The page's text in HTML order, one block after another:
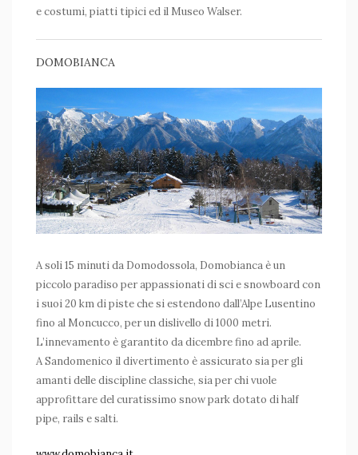
e costumi, piatti tipici ed il Museo Walser.
DOMOBIANCA
A soli 15 minuti da Domodossola, Domobianca è un
piccolo paradiso per appassionati di sci e snowboard con
i suoi 20 km di piste che si estendono dall’Alpe Lusentino
fino al Moncucco, per un dislivello di 1000 metri.
L’innevamento è garantito da dicembre fino ad aprile.
A Sandomenico il divertimento è assicurato sia per gli
amanti delle discipline classiche, sia per chi vuole
approfittare del curatissimo snow park dotato di half
pipe, rails e salti.